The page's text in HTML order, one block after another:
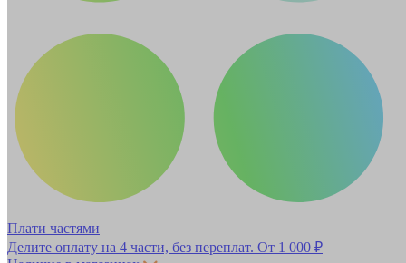
Плати частями
Делите оплату на 4 части, без переплат. От 1 000 ₽